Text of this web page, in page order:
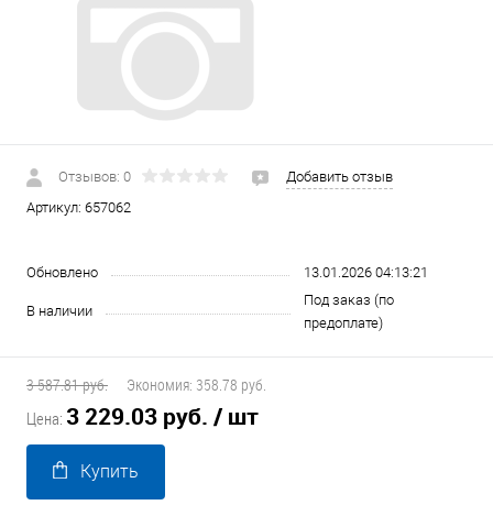
Отзывов: 0
Добавить отзыв
Артикул: 657062
Обновлено 13.01.2026 04:13:21
В наличии
Под заказ (по
предоплате)
3 587.81 руб. Экономия: 358.78 руб.
Цена: 3 229.03 руб. / шт
Купить